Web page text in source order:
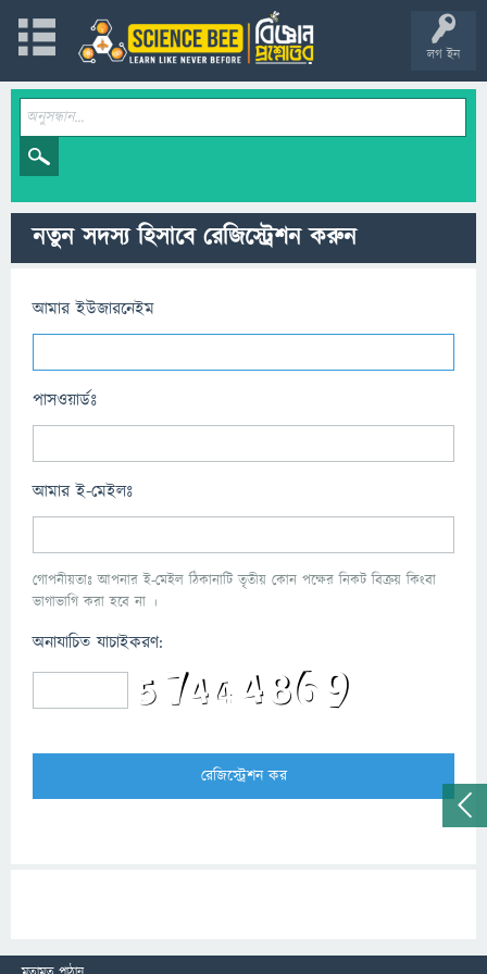
লগ ইন
নতুন সদস্য হিসাবে রেজিস্ট্রেশন করুন
আমার ইউজারনেইম
পাসওয়ার্ডঃ
আমার ই-মেইলঃ
গোপনীয়তাঃ আপনার ই-মেইল ঠিকানাটি তৃতীয় কোন পক্ষের নিকট বিক্রয় কিংবা
ভাগাভাগি করা হবে না ।
অনাযাচিত যাচাইকরণ: